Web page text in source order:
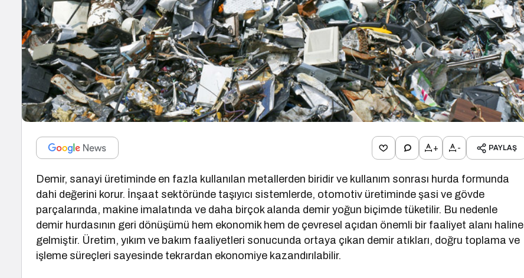
+ - PAYLAŞ
Demir, sanayi üretiminde en fazla kullanılan metallerden biridir ve kullanım sonrası hurda formunda
dahi değerini korur. İnşaat sektöründe taşıyıcı sistemlerde, otomotiv üretiminde şasi ve gövde
parçalarında, makine imalatında ve daha birçok alanda demir yoğun biçimde tüketilir. Bu nedenle
demir hurdasının geri dönüşümü hem ekonomik hem de çevresel açıdan önemli bir faaliyet alanı haline
gelmiştir. Üretim, yıkım ve bakım faaliyetleri sonucunda ortaya çıkan demir atıkları, doğru toplama ve
işleme süreçleri sayesinde tekrardan ekonomiye kazandırılabilir.